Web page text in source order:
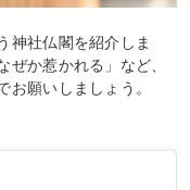
神社仏閣を紹介しま
か惹かれる」など、
お願いしましょう。